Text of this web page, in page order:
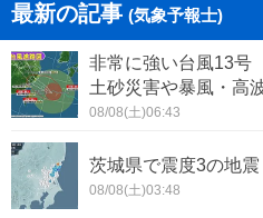
最新の記事 (気象予報士)
非常に強い台風13
土砂災害や暴風・高
08/08(土)06:43
茨城県で震度3の地
08/08(土)03:48